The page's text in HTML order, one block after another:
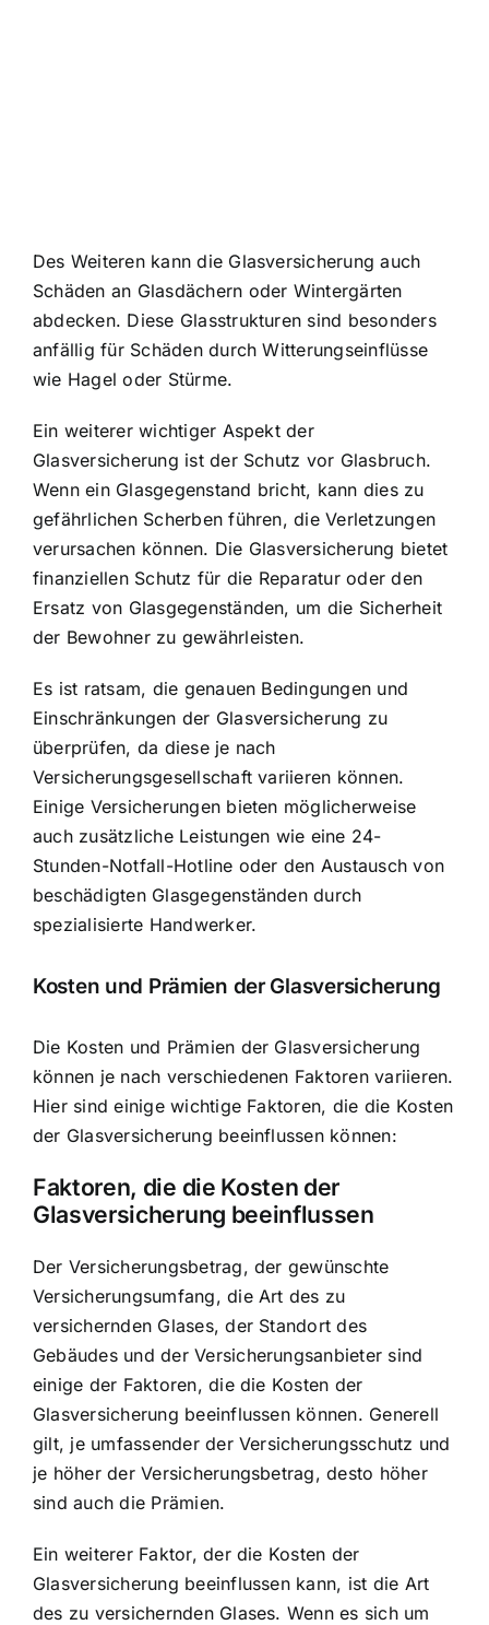
Des Weiteren kann die Glasversicherung auch
Schäden an Glasdächern oder Wintergärten
abdecken. Diese Glasstrukturen sind besonders
anfällig für Schäden durch Witterungseinflüsse
wie Hagel oder Stürme.
Ein weiterer wichtiger Aspekt der
Glasversicherung ist der Schutz vor Glasbruch.
Wenn ein Glasgegenstand bricht, kann dies zu
gefährlichen Scherben führen, die Verletzungen
verursachen können. Die Glasversicherung bietet
finanziellen Schutz für die Reparatur oder den
Ersatz von Glasgegenständen, um die Sicherheit
der Bewohner zu gewährleisten.
Es ist ratsam, die genauen Bedingungen und
Einschränkungen der Glasversicherung zu
überprüfen, da diese je nach
Versicherungsgesellschaft variieren können.
Einige Versicherungen bieten möglicherweise
auch zusätzliche Leistungen wie eine 24-
Stunden-Notfall-Hotline oder den Austausch von
beschädigten Glasgegenständen durch
spezialisierte Handwerker.
Kosten und Prämien der Glasversicherung
Die Kosten und Prämien der Glasversicherung
können je nach verschiedenen Faktoren variieren.
Hier sind einige wichtige Faktoren, die die Kosten
der Glasversicherung beeinflussen können:
Faktoren, die die Kosten der
Glasversicherung beeinflussen
Der Versicherungsbetrag, der gewünschte
Versicherungsumfang, die Art des zu
versichernden Glases, der Standort des
Gebäudes und der Versicherungsanbieter sind
einige der Faktoren, die die Kosten der
Glasversicherung beeinflussen können. Generell
gilt, je umfassender der Versicherungsschutz und
je höher der Versicherungsbetrag, desto höher
sind auch die Prämien.
Ein weiterer Faktor, der die Kosten der
Glasversicherung beeinflussen kann, ist die Art
des zu versichernden Glases. Wenn es sich um